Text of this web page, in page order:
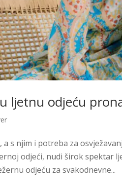
ljetnu odjeću
a s njim i potreba za
odjeći, nudi širok spektar
odjeću za svakodnevne...